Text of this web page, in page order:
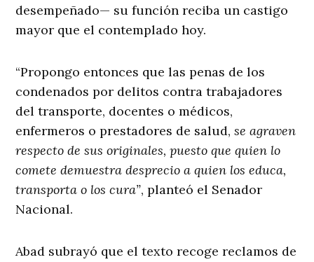
desempeñado— su función reciba un castigo
mayor que el contemplado hoy.
“Propongo entonces que las penas de los
condenados por delitos contra trabajadores
del transporte, docentes o médicos,
enfermeros o prestadores de salud,se agraven
respecto de sus originales, puesto que quien lo
comete demuestra desprecio a quien los educa,
transporta o los cura”, planteó el Senador
Nacional.
Abad subrayó que el texto recoge reclamos de